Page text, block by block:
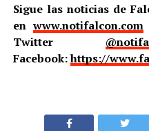
Sigue las noticias de
enwww.notifalcon.com
Twitter
Facebook:https://